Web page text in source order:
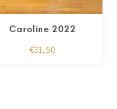
Caroline 2022
€31,50